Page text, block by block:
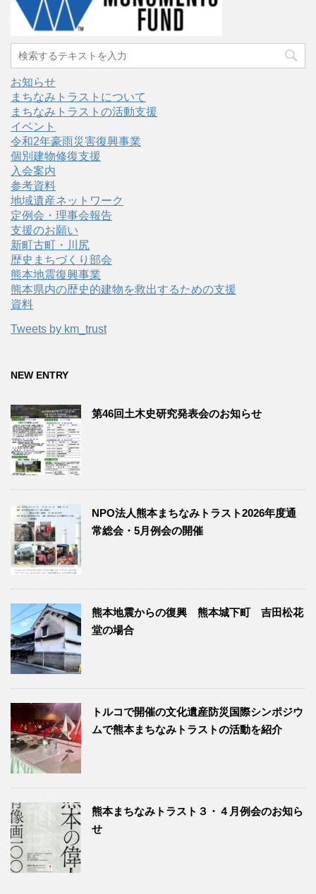
お知らせ
まちなみトラストについて
まちなみトラストの活動支援
イベント
令和2年豪雨災害復興事業
個別建物修復支援
入会案内
参考資料
地域遺産ネットワーク
定例会・理事会報告
支援のお願い
新町古町・川尻
歴史まちづくり部会
熊本地震復興事業
熊本県内の歴史的建物を救出するための支援
資料
Tweets by km_trust
NEW ENTRY
第46回土木史研究発表会のお知らせ
NPO法人熊本まちなみトラスト2026年度通
常総会・5月例会の開催
熊本地震からの復興 熊本城下町 吉田松花
堂の場合
トルコで開催の文化遺産防災国際シンポジウ
ムで熊本まちなみトラストの活動を紹介
熊本まちなみトラスト３・４月例会のお知ら
せ